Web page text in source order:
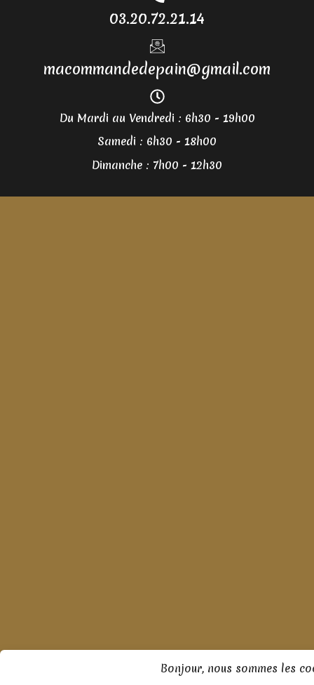
Bonjour, nous sommes les
03.20.72.21.14
macommandedepain@gmail.com
Du Mardi au Vendredi : 6h30 - 19h00
Samedi : 6h30 - 18h00
Dimanche : 7h00 - 12h30